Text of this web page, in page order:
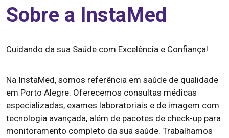
Sobre a InstaMed
Cuidando da sua Saúde com Excelência e Confiança!
Na InstaMed, somos referência em saúde de qualidade
em Porto Alegre. Oferecemos consultas médicas
especializadas, exames laboratoriais e de imagem com
tecnologia avançada, além de pacotes de check-up para
monitoramento completo da sua saúde. Trabalhamos